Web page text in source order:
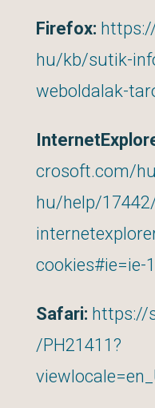
Firefox:
hu/kb/sutik-
weboldalak-
crosoft.com/
hu/help/
cookies#ie=ie-
Safari: https://
/PH21411?